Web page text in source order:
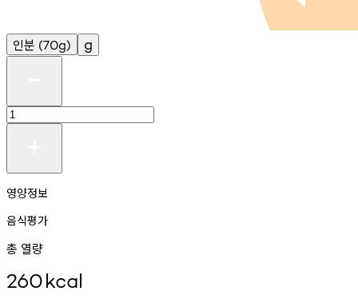
인분 (70g) g
영양정보
음식평가
총 열량
260kcal